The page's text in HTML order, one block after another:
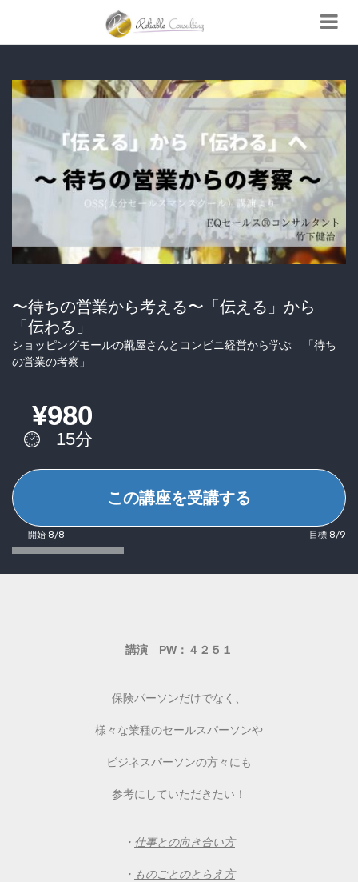
〜待ちの営業から考える〜「伝える」から
「伝わる」
ショッピングモールの靴屋さんとコンビニ経営から学ぶ 「待ち
の営業の考察」
¥980
15分
この講座を受講する
開始 8/8 目標 8/9
講演 PW：４２５１
保険パーソンだけでなく、
様々な業種のセールスパーソンや
ビジネスパーソンの方々にも
参考にしていただきたい！
・ 仕事との向き合い方
・ ものごとのとらえ方